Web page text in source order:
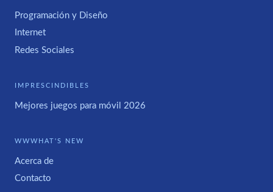
Programación y Diseño
Internet
Redes Sociales
IMPRESCINDIBLES
Mejores juegos para móvil 2026
WWWHAT'S NEW
Acerca de
Contacto